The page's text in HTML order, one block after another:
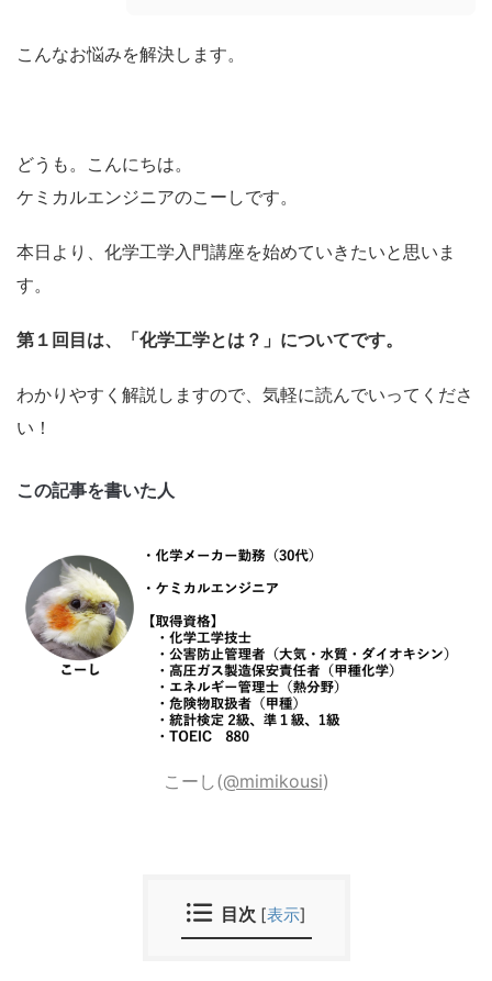
こんなお悩みを解決します。
どうも。こんにちは。
ケミカルエンジニアのこーしです。
本日より、化学工学入門講座を始めていきたいと思いま
す。
第１回目は、「化学工学とは？」についてです。
わかりやすく解説しますので、気軽に読んでいってくださ
い！
この記事を書いた人
こーし(@mimikousi)
目次 [表示]